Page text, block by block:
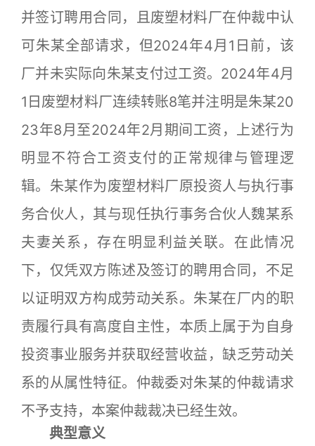
并签订聘用合同，且废塑材料厂在仲裁中认
可朱某全部请求，但2024年4月1日前，该
厂并未实际向朱某支付过工资。2024年4月
1日废塑材料厂连续转账8笔并注明是朱某20
23年8月至2024年2月期间工资，上述行为
明显不符合工资支付的正常规律与管理逻
辑。朱某作为废塑材料厂原投资人与执行事
务合伙人，其与现任执行事务合伙人魏某系
夫妻关系，存在明显利益关联。在此情况
下，仅凭双方陈述及签订的聘用合同，不足
以证明双方构成劳动关系。朱某在厂内的职
责履行具有高度自主性，本质上属于为自身
投资事业服务并获取经营收益，缺乏劳动关
系的从属性特征。仲裁委对朱某的仲裁请求
不予支持，本案仲裁裁决已经生效。
典型意义